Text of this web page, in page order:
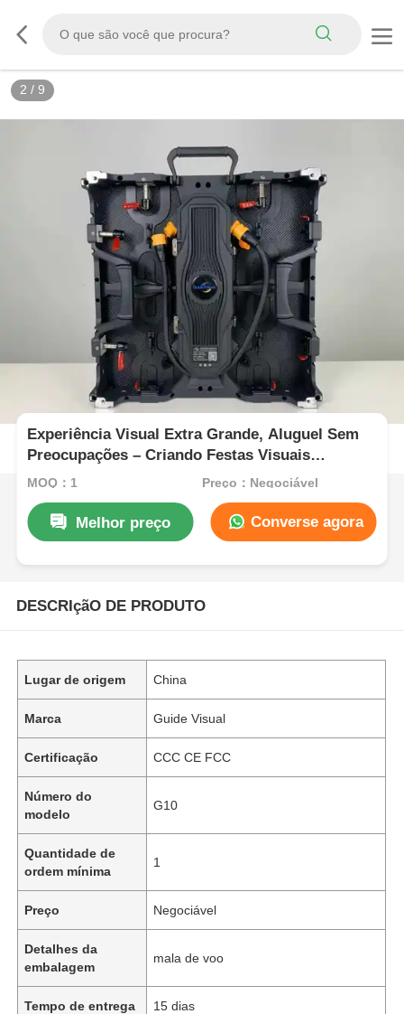
3 / 9
Experiência Visual Extra Grande, Aluguel Sem
Preocupações – Criando Festas Visuais
Imersivas
MOQ：1 Preço：Negociável
Melhor preço Converse agora
DESCRIçãO DE PRODUTO
Lugar de origem China
Marca Guide Visual
Certificação CCC CE FCC
Número do
modelo
G10
Quantidade de
ordem mínima
1
Preço Negociável
Detalhes da
embalagem
mala de voo
Tempo de entrega 15 dias